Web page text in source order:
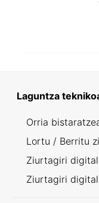
Laguntza
Orria
Lortu / Berritu
Ziurtagiri
Ziurtagiri